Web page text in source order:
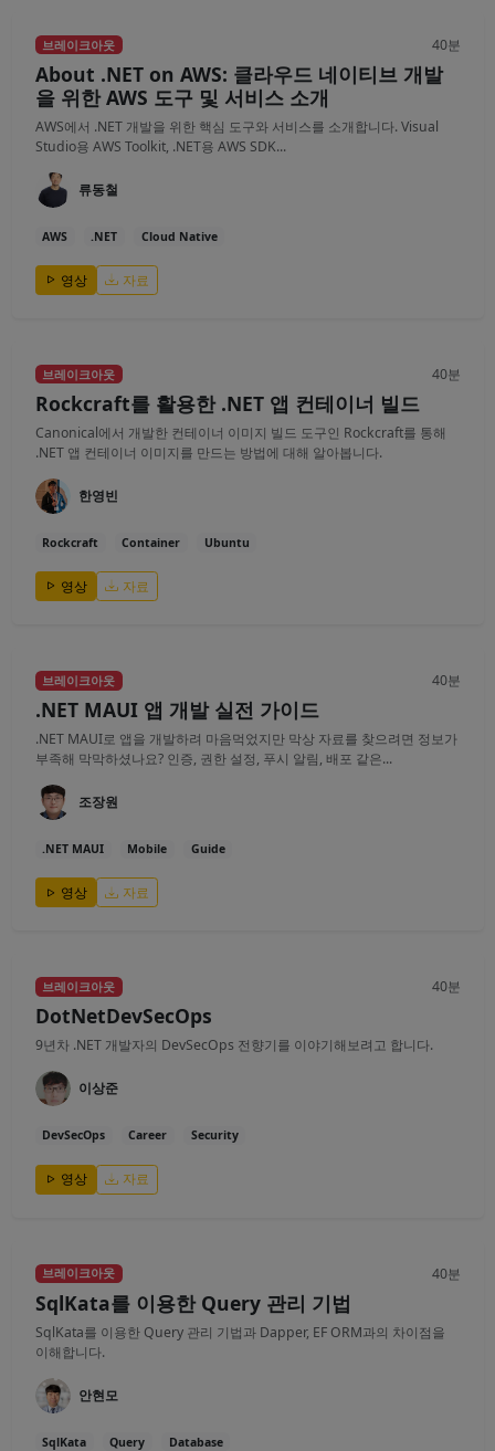
브레이크아웃 40분
About .NET on AWS: 클라우드 네이티브 개발
을 위한 AWS 도구 및 서비스 소개
AWS에서 .NET 개발을 위한 핵심 도구와 서비스를 소개합니다. Visual
Studio용 AWS Toolkit, .NET용 AWS SDK...
류동철
AWS .NET Cloud Native
영상 자료
브레이크아웃 40분
Rockcraft를 활용한 .NET 앱 컨테이너 빌드
Canonical에서 개발한 컨테이너 이미지 빌드 도구인 Rockcraft를 통해
.NET 앱 컨테이너 이미지를 만드는 방법에 대해 알아봅니다.
한영빈
Rockcraft Container Ubuntu
영상 자료
브레이크아웃 40분
.NET MAUI 앱 개발 실전 가이드
.NET MAUI로 앱을 개발하려 마음먹었지만 막상 자료를 찾으려면 정보가
부족해 막막하셨나요? 인증, 권한 설정, 푸시 알림, 배포 같은...
조장원
.NET MAUI Mobile Guide
영상 자료
브레이크아웃 40분
DotNetDevSecOps
9년차 .NET 개발자의 DevSecOps 전향기를 이야기해보려고 합니다.
이상준
DevSecOps Career Security
영상 자료
브레이크아웃 40분
SqlKata를 이용한 Query 관리 기법
SqlKata를 이용한 Query 관리 기법과 Dapper, EF ORM과의 차이점을
이해합니다.
안현모
SqlKata Query Database